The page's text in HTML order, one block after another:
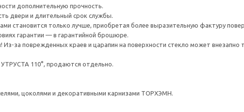
дополнительную прочность.
двери и длительный срок службы.
становится только лучше, приобретая более выразительную фактуру
гарантии — в гарантийной брошюре.
за поврежденных краев и царапин на поверхности стекло может внезапно
110°, продаются отдельно.
цоколями и декоративными карнизами ТОРХЭМН.